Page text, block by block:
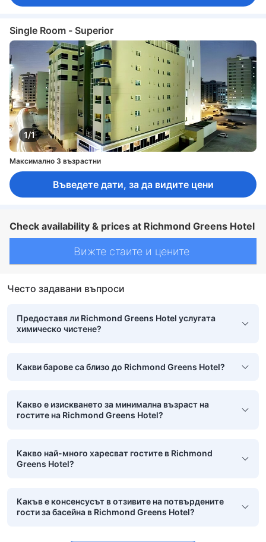
Single Room - Superior
1/1
Максимално 3 възрастни
Въведете дати, за да видите цени
Check availability & prices at Richmond Greens Hotel
Вижте стаите и цените
Често задавани въпроси
Предоставя ли Richmond Greens Hotel услугата
химическо чистене?
Какви барове са близо до Richmond Greens Hotel?
Какво е изискването за минимална възраст на
гостите на Richmond Greens Hotel?
Какво най-много харесват гостите в Richmond
Greens Hotel?
Какъв е консенсусът в отзивите на потвърдените
гости за басейна в Richmond Greens Hotel?